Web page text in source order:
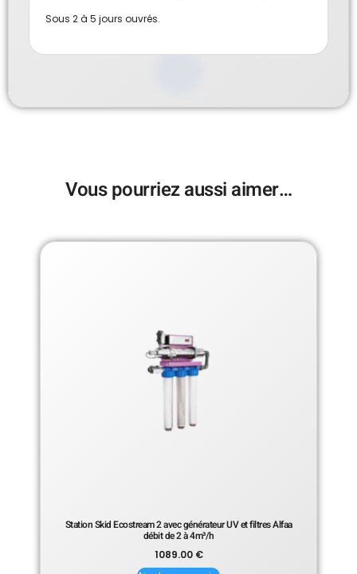
Sous 2 à 5 jours ouvrés.
Vous pourriez aussi aimer…
Station Skid Ecostream 2 avec générateur UV et filtres Alfaa
débit de 2 à 4m³/h
1089.00 €